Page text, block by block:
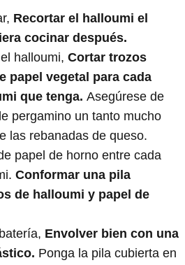
Recortar el halloumi el
cocinar después.
halloumi, Cortar trozos
papel vegetal para cada
que tenga. Asegúrese de
pergamino un tanto mucho
las rebanadas de queso.
papel de horno entre cada
Conformar una pila
de halloumi y papel de
Envolver bien con una
Ponga la pila cubierta en